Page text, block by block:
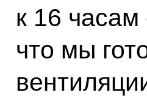
к 16 часам
что мы